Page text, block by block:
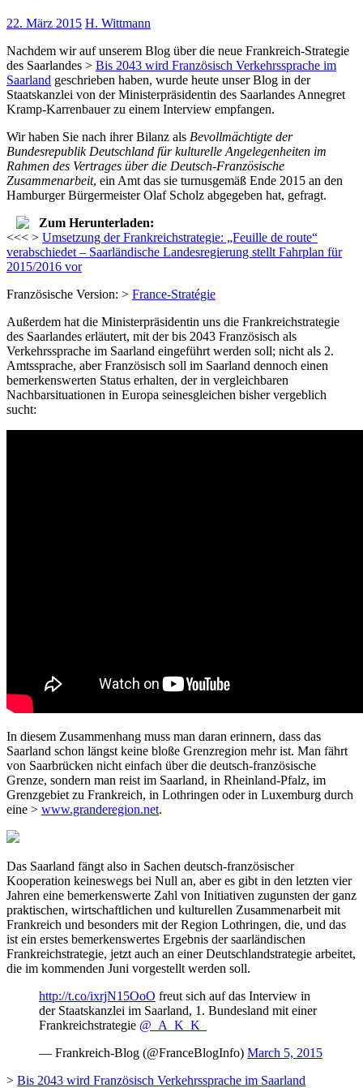
22. März 2015 H. Wittmann
Nachdem wir auf unserem Blog über die neue Frankreich-Strategie
des Saarlandes > Bis 2043 wird Französisch Verkehrssprache im
Saarland geschrieben haben, wurde heute unser Blog in der
Staatskanzlei von der Ministerpräsidentin des Saarlandes Annegret
Kramp-Karrenbauer zu einem Interview empfangen.
Wir haben Sie nach ihrer Bilanz als Bevollmächtigte der
Bundesrepublik Deutschland für kulturelle Angelegenheiten im
Rahmen des Vertrages über die Deutsch-Französische
Zusammenarbeit, ein Amt das sie turnusgemäß Ende 2015 an den
Hamburger Bürgermeister Olaf Scholz abgegeben hat, gefragt.
Zum Herunterladen:
<<< > Umsetzung der Frankreichstrategie: „Feuille de route“
verabschiedet – Saarländische Landesregierung stellt Fahrplan für
2015/2016 vor
Französische Version: > France-Stratégie
Außerdem hat die Ministerpräsidentin uns die Frankreichstrategie
des Saarlandes erläutert, mit der bis 2043 Französisch als
Verkehrssprache im Saarland eingeführt werden soll; nicht als 2.
Amtssprache, aber Französisch soll im Saarland dennoch einen
bemerkenswerten Status erhalten, der in vergleichbaren
Nachbarsituationen in Europa seinesgleichen bisher vergeblich
sucht:
In diesem Zusammenhang muss man daran erinnern, dass das
Saarland schon längst keine bloße Grenzregion mehr ist. Man fährt
von Saarbrücken nicht einfach über die deutsch-französische
Grenze, sondern man reist im Saarland, in Rheinland-Pfalz, im
Grenzgebiet zu Frankreich, in Lothringen oder in Luxemburg durch
eine > www.granderegion.net.
Das Saarland fängt also in Sachen deutsch-französischer
Kooperation keineswegs bei Null an, aber es gibt in den letzten vier
Jahren eine bemerkenswerte Zahl von Initiativen zugunsten der ganz
praktischen, wirtschaftlichen und kulturellen Zusammenarbeit mit
Frankreich und besonders mit der Region Lothringen, die, und das
ist ein erstes bemerkenswertes Ergebnis der saarländischen
Frankreichstrategie, jetzt auch an einer Deutschlandstrategie arbeitet,
die im kommenden Juni vorgestellt werden soll.
http://t.co/ixrjN15OoO freut sich auf das Interview in
der Staatskanzlei im Saarland, 1. Bundesland mit einer
Frankreichstrategie @_A_K_K_
— Frankreich-Blog (@FranceBlogInfo) March 5, 2015
> Bis 2043 wird Französisch Verkehrssprache im Saarland